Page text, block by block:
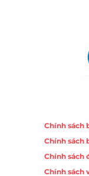
Chính sách
Chính sách
Chính sách
Chính sách